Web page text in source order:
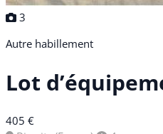
3
Autre habillement
Lot
405 €